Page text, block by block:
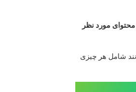
محتوای مورد نظر
شامل هر چیزی